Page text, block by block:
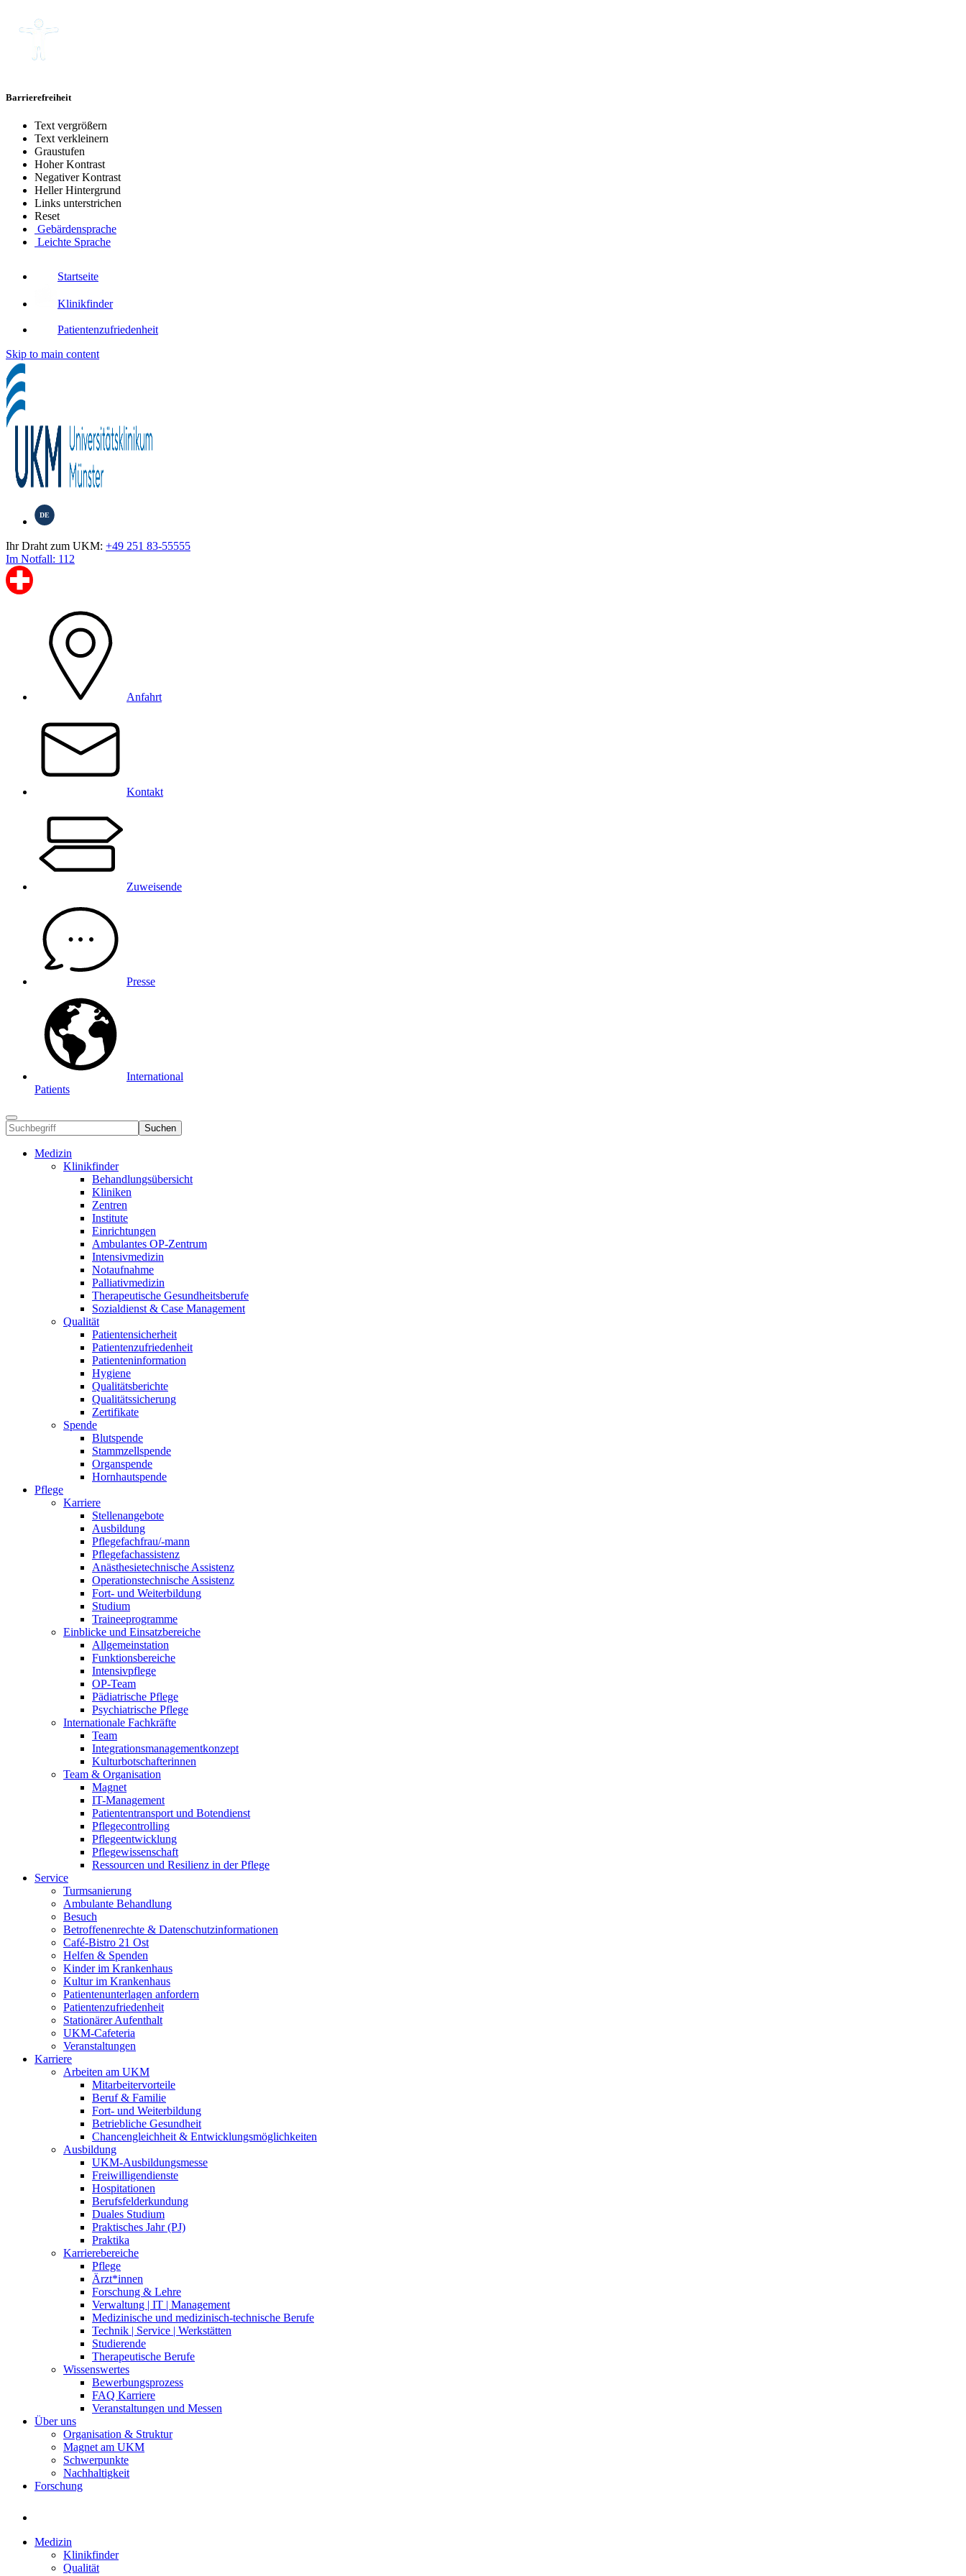
Barrierefreiheit
Text vergrößern
Text verkleinern
Graustufen
Hoher Kontrast
Negativer Kontrast
Heller Hintergrund
Links unterstrichen
Reset
Gebärdensprache
Leichte Sprache
Startseite
Klinikfinder
Patientenzufriedenheit
Skip to main content
DE
Ihr Draht zum UKM: +49 251 83-55555
Im Notfall: 112
Anfahrt
Kontakt
Zuweisende
Presse
International
Patients
Suchen
Medizin
Klinikfinder
Behandlungsübersicht
Kliniken
Zentren
Institute
Einrichtungen
Ambulantes OP-Zentrum
Intensivmedizin
Notaufnahme
Palliativmedizin
Therapeutische Gesundheitsberufe
Sozialdienst & Case Management
Qualität
Patientensicherheit
Patientenzufriedenheit
Patienteninformation
Hygiene
Qualitätsberichte
Qualitätssicherung
Zertifikate
Spende
Blutspende
Stammzellspende
Organspende
Hornhautspende
Pflege
Karriere
Stellenangebote
Ausbildung
Pflegefachfrau/-mann
Pflegefachassistenz
Anästhesietechnische Assistenz
Operationstechnische Assistenz
Fort- und Weiterbildung
Studium
Traineeprogramme
Einblicke und Einsatzbereiche
Allgemeinstation
Funktionsbereiche
Intensivpflege
OP-Team
Pädiatrische Pflege
Psychiatrische Pflege
Internationale Fachkräfte
Team
Integrationsmanagementkonzept
Kulturbotschafterinnen
Team & Organisation
Magnet
IT-Management
Patiententransport und Botendienst
Pflegecontrolling
Pflegeentwicklung
Pflegewissenschaft
Ressourcen und Resilienz in der Pflege
Service
Turmsanierung
Ambulante Behandlung
Besuch
Betroffenenrechte & Datenschutzinformationen
Café-Bistro 21 Ost
Helfen & Spenden
Kinder im Krankenhaus
Kultur im Krankenhaus
Patientenunterlagen anfordern
Patientenzufriedenheit
Stationärer Aufenthalt
UKM-Cafeteria
Veranstaltungen
Karriere
Arbeiten am UKM
Mitarbeitervorteile
Beruf & Familie
Fort- und Weiterbildung
Betriebliche Gesundheit
Chancengleichheit & Entwicklungsmöglichkeiten
Ausbildung
UKM-Ausbildungsmesse
Freiwilligendienste
Hospitationen
Berufsfelderkundung
Duales Studium
Praktisches Jahr (PJ)
Praktika
Karrierebereiche
Pflege
Ärzt*innen
Forschung & Lehre
Verwaltung | IT | Management
Medizinische und medizinisch-technische Berufe
Technik | Service | Werkstätten
Studierende
Therapeutische Berufe
Wissenswertes
Bewerbungsprozess
FAQ Karriere
Veranstaltungen und Messen
Über uns
Organisation & Struktur
Magnet am UKM
Schwerpunkte
Nachhaltigkeit
Forschung
Medizin
Klinikfinder
Qualität